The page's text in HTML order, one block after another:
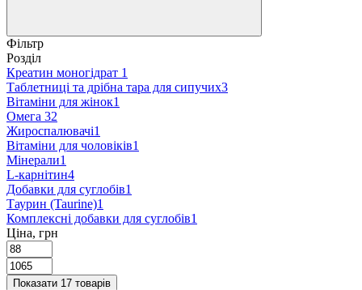
Фільтр
Розділ
Креатин моногідрат 1
Таблетниці та дрібна тара для сипучих3
Вітаміни для жінок1
Омега 32
Жироспалювачі1
Вітаміни для чоловіків1
Мінерали1
L-карнітин4
Добавки для суглобів1
Таурин (Taurine)1
Комплексні добавки для суглобів1
Ціна, грн
Показати 17 товарів